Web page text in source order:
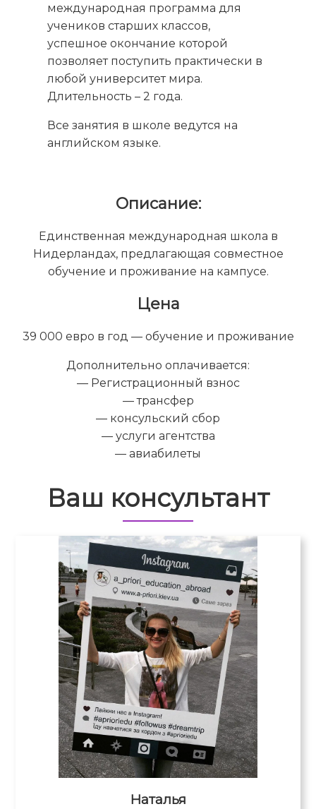
международная программа для
учеников старших классов,
успешное окончание которой
позволяет поступить практически в
любой университет мира.
Длительность – 2 года.
Все занятия в школе ведутся на
английском языке.
Описание:
Единственная международная школа в
Нидерландах, предлагающая совместное
обучение и проживание на кампусе.
Цена
39 000 евро в год — обучение и проживание
Дополнительно оплачивается:
— Регистрационный взнос
— трансфер
— консульский сбор
— услуги агентства
— авиабилеты
Ваш консультант
Наталья